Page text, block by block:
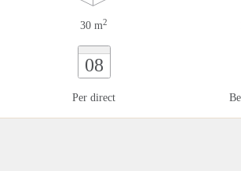
30 m2
08
Per direct